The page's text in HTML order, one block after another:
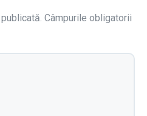
Câmpurile obligatorii